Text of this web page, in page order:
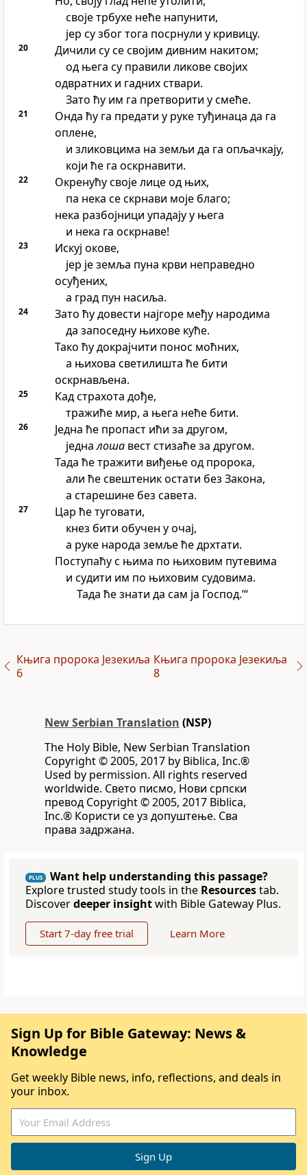
своје трбухе неће напунити,
јер су због тога посрнули у кривицу.
20
Дичили су се својим дивним накитом;
од њега су правили ликове својих
одвратних и гадних ствари.
Зато ћу им га претворити у смеће.
21
Онда ћу га предати у руке туђинаца да га
оплене,
и зликовцима на земљи да га опљачкају,
који ће га оскрнавити.
22
Окренућу своје лице од њих,
па нека се скрнави моје благо;
нека разбојници упадају у њега
и нека га оскрнаве!
23
Искуј окове,
јер је земља пуна крви неправедно
осуђених,
а град пун насиља.
24
Зато ћу довести најгоре међу народима
да запоседну њихове куће.
Тако ћу докрајчити понос моћних,
а њихова светилишта ће бити
оскрнављена.
25
Кад страхота дође,
тражиће мир, а њега неће бити.
26
Једна ће пропаст ићи за другом,
једналошавест стизаће за другом.
Тада ће тражити виђење од пророка,
али ће свештеник остати без Закона,
а старешине без савета.
27
Цар ће туговати,
кнез бити обучен у очај,
а руке народа земље ће дрхтати.
Поступаћу с њима по њиховим путевима
и судити им по њиховим судовима.
Тада ће знати да сам ја Господ.’“
Књига пророка Језекиља
6
Књига пророка Језекиља
8
New Serbian Translation (NSP)
The Holy Bible, New Serbian Translation
Copyright © 2005, 2017 by Biblica, Inc.®
Used by permission. All rights reserved
worldwide. Свето писмо, Нови српски
превод Copyright © 2005, 2017 Biblica,
Inc.® Користи се уз допуштење. Сва
права задржана.
PLUS
Want help understanding this passage?
Explore trusted study tools in the Resourcestab.
Discoverdeeper insightwith Bible Gateway Plus.
Start 7-day free trial Learn More
Sign Up for Bible Gateway: News &
Knowledge
Get weekly Bible news, info, reflections, and deals in
your inbox.